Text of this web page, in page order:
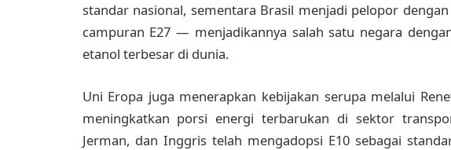
standar nasional, sementara Brasil menjadi pelopor
campuran E27 — menjadikannya salah satu negara
etanol terbesar di dunia.
Uni Eropa juga menerapkan kebijakan serupa melalui
meningkatkan porsi energi terbarukan di sektor
Jerman, dan Inggris telah mengadopsi E10 sebagai